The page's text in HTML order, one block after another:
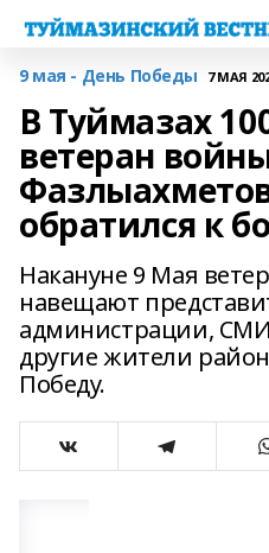
9 мая - День Победы 7 МАЯ
В Туймазах
ветеран
обратился к
Накануне 9 Мая
навещают
администрации,
другие жители
Победу.